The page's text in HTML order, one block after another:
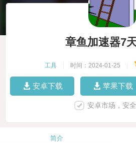
章鱼加速器7
工具 时间：2024-01-25
安卓下载 苹果下载
安卓市场，安
简介